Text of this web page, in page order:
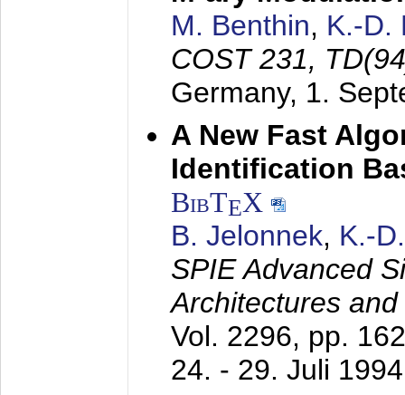
M. Benthin, K.-D.
COST 231,
Germany, 1.
A New Fast
Identification
BibTEX
B. Jelonnek, K.-
SPIE Advanced
Architectures
Vol. 2296, pp.
24. - 29. Juli 1994